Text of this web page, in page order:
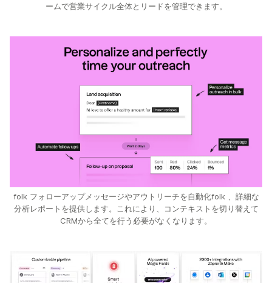
ームで営業サイクル全体とリードを管理できます。
folk フォローアップメッセージやアウトリーチを自動化folk 、詳細な
分析レポートを提供します。これにより、コンテキストを切り替えて
CRMから全てを行う必要がなくなります。